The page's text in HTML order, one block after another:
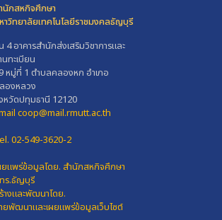
นักสหกิจศึกษา
าวิทยาลัยเทคโนโลยีราชมงคลธัญบุรี
4 อาคารสำนักส่งเสริมวิชาการและ
นทะเบียน
หมู่ที่ 1 ตำบลคลองหก อำเภอ
องหลวง
หวัดปทุมธานี 12120
coop@mail.rmutt.ac.th
02-549-3620-2
ยแพร่ข้อมูลโดย. สำนักสหกิจศึกษา
ร.ธัญบุรี
างและพัฒนาโดย.
ยพัฒนาและเผยแพร่ข้อมูลเว็บไซต์